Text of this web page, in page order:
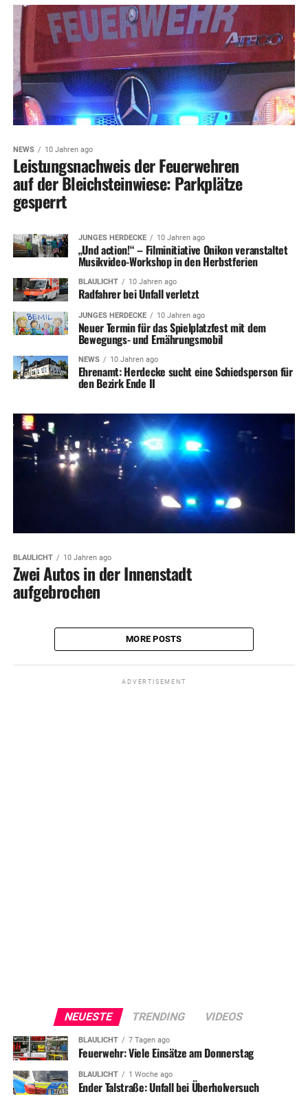
NEWS 10 Jahren ago
Leistungsnachweis der Feuerwehren
auf der Bleichsteinwiese: Parkplätze
gesperrt
JUNGES HERDECKE 10 Jahren ago
„Und action!“ – Filminitiative Onikon veranstaltet
Musikvideo-Workshop in den Herbstferien
BLAULICHT 10 Jahren ago
Radfahrer bei Unfall verletzt
JUNGES HERDECKE 10 Jahren ago
Neuer Termin für das Spielplatzfest mit dem
Bewegungs- und Ernährungsmobil
NEWS 10 Jahren ago
Ehrenamt: Herdecke sucht eine Schiedsperson für
den Bezirk Ende II
BLAULICHT 10 Jahren ago
Zwei Autos in der Innenstadt
aufgebrochen
MORE POSTS
ADVERTISEMENT
NEUESTE TRENDING VIDEOS
BLAULICHT 7 Tagen ago
Feuerwehr: Viele Einsätze am Donnerstag
BLAULICHT 1 Woche ago
Ender Talstraße: Unfall bei Überholversuch